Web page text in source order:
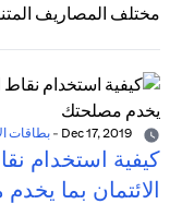
مختلف المصاريف
-بطاقات
كيفية استخدام
الائتمان بما